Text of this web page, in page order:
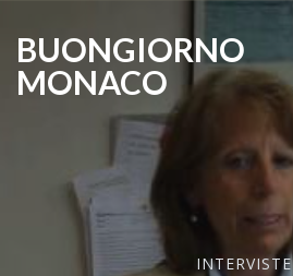
BUONGIORNO
MONACO
INTERVISTE